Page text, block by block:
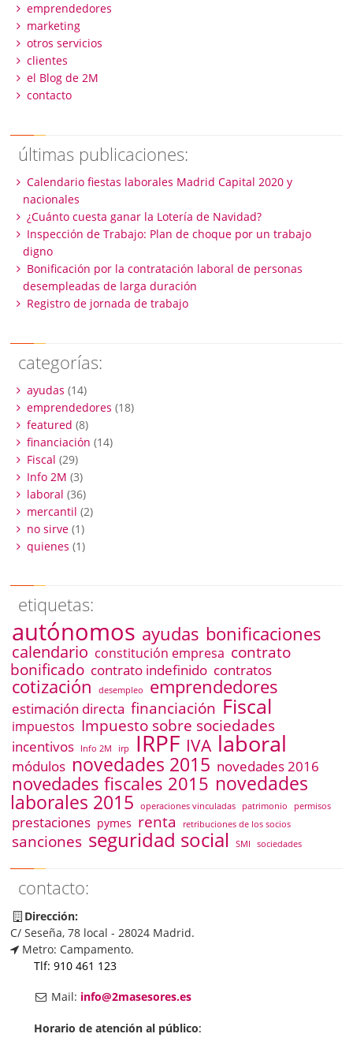
emprendedores
marketing
otros servicios
clientes
el Blog de 2M
contacto
últimas publicaciones:
Calendario fiestas laborales Madrid Capital 2020 y
nacionales
¿Cuánto cuesta ganar la Lotería de Navidad?
Inspección de Trabajo: Plan de choque por un trabajo
digno
Bonificación por la contratación laboral de personas
desempleadas de larga duración
Registro de jornada de trabajo
categorías:
ayudas (14)
emprendedores (18)
featured (8)
financiación (14)
Fiscal (29)
Info 2M (3)
laboral (36)
mercantil (2)
no sirve(1)
quienes (1)
etiquetas:
autónomos ayudas bonificaciones
calendario constitución empresa contrato
bonificado contrato indefinido contratos
cotización desempleo emprendedores
estimación directa financiación Fiscal
impuestos Impuesto sobre sociedades
incentivos Info 2M irp IRPF IVA laboral
módulos novedades 2015 novedades 2016
novedades fiscales 2015 novedades
laborales 2015 operaciones vinculadas patrimonio permisos
prestaciones pymes renta retribuciones de los socios
sanciones seguridad social SMI sociedades
contacto:
Dirección:
C/ Seseña, 78 local - 28024 Madrid.
Metro: Campamento.
Tlf: 910 461 123
Mail: info@2masesores.es
Horario de atención al público: